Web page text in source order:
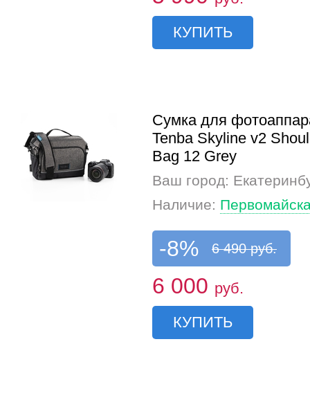
КУПИТЬ
Сумка для
Tenba Skyline v2
Bag 12 Grey
Ваш город:
Наличие:
-8% 6 490 руб.
6 000 руб.
КУПИТЬ